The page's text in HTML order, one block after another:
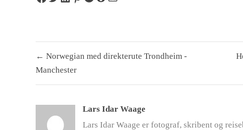
Innleggsnavigasjon
← Norwegian med direkterute Trondheim -
Manchester
Lars Idar Waage
Lars Idar Waage er fotograf, skribent og